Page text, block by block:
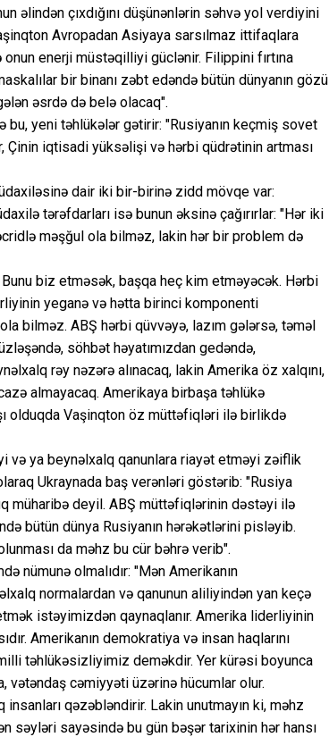
əlindən çıxdığını düşünənlərin səhvə yol verdiyini
Avropadan Asiyaya sarsılmaz ittifaqlara
enerji müstəqilliyi güclənir. Filippini fırtına
bir binanı zəbt edəndə bütün dünyanın gözü
əsrdə də belə olacaq".
bu, yeni təhlükələr gətirir: "Rusiyanın keçmiş sovet
Çinin iqtisadi yüksəlişi və hərbi qüdrətinin artması
dair iki bir-birinə zidd mövqe var:
tərəfdarları isə bunun əksinə çağırırlar: "Hər iki
məşğul ola bilməz, lakin hər bir problem də
Bunu biz etməsək, başqa heç kim etməyəcək. Hərbi
yeganə və hətta birinci komponenti
bilməz. ABŞ hərbi qüvvəyə, lazım gələrsə, təməl
söhbət həyatımızdan gedəndə,
rəy nəzərə alınacaq, lakin Amerika öz xalqını,
almayacaq. Amerikaya birbaşa təhlükə
olduqda Vaşinqton öz müttəfiqləri ilə birlikdə
ya beynəlxalq qanunlara riayət etməyi zəiflik
Ukraynada baş verənləri göstərib: "Rusiya
müharibə deyil. ABŞ müttəfiqlərinin dəstəyi ilə
bütün dünya Rusiyanın hərəkətlərini pisləyib.
da məhz bu cür bəhrə verib".
nümunə olmalıdır: "Mən Amerikanın
normalardan və qanunun aliliyindən yan keçə
istəyimizdən qaynaqlanır. Amerika liderliyinin
Amerikanın demokratiya və insan haqlarını
təhlükəsizliyimiz deməkdir. Yer kürəsi boyunca
cəmiyyəti üzərinə hücumlar olur.
qəzəbləndirir. Lakin unutmayın ki, məhz
səyləri sayəsində bu gün bəşər tarixinin hər hansı